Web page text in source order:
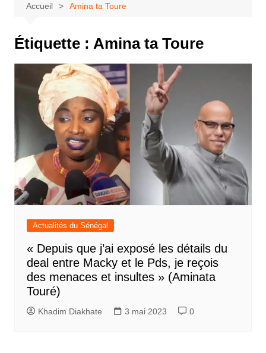
Accueil Amina ta Toure
Étiquette : Amina ta Toure
Actualités du Sénégal
« Depuis que j’ai exposé les détails du
deal entre Macky et le Pds, je reçois
des menaces et insultes » (Aminata
Touré)
Khadim Diakhate 3 mai 2023 0